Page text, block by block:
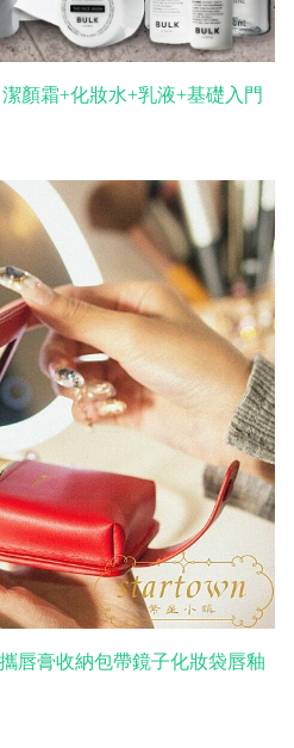
顏霜+化妝水+乳液+基礎入門
唇膏收納包帶鏡子化妝袋唇釉